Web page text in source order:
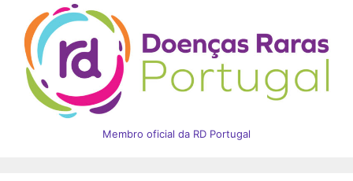
Membro oficial da RD Portugal